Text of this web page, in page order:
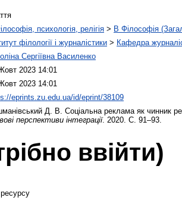
психологія, релігія > B Філософія
філології і журналістики > Кафедра
Сергіївна Василенко
2023 14:01
2023 14:01
eprints.zu.edu.ua/id/eprint/38109
Д. В. Соціальна реклама як чинник
перспективи інтеграції. 2020. С. 91–93.
ввійти)